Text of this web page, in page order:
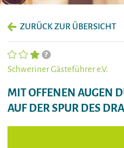
ZURÜCK ZUR ÜBERSICHT
Schweriner Gästeführer e.V.
MIT OFFENEN AUGEN
AUF DER SPUR DES